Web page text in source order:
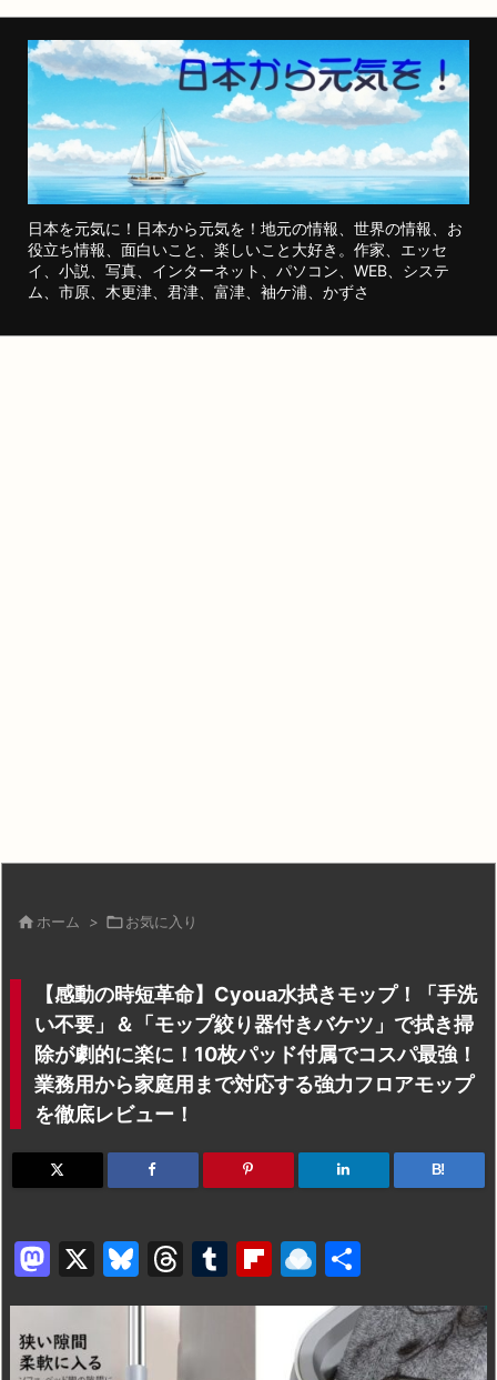
日本を元気に！日本から元気を！地元の情報、世界の情報、お
役立ち情報、面白いこと、楽しいこと大好き。作家、エッセ
イ、小説、写真、インターネット、パソコン、WEB、システ
ム、市原、木更津、君津、富津、袖ケ浦、かずさ
 ホーム > お気に入り
【感動の時短革命】Cyoua水拭きモップ！「手洗
い不要」＆「モップ絞り器付きバケツ」で拭き掃
除が劇的に楽に！10枚パッド付属でコスパ最強！
業務用から家庭用まで対応する強力フロアモップ
を徹底レビュー！
B!
M
a
st
o
X
Bl
u
e
s
T
hr
a
T
u
Fl
ip
o
R
ai
n
dr
有